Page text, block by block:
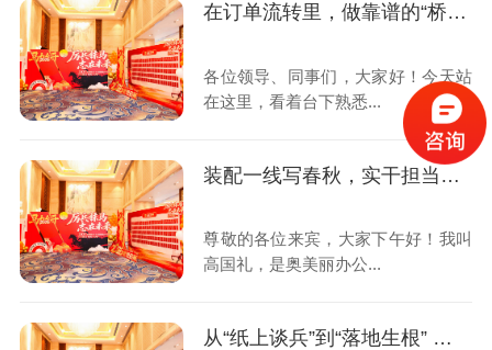
在订单流转里，做靠谱的“桥梁”
各位领导、同事们，大家好！今天站
在这里，看着台下熟悉...
装配一线写春秋，实干担当赴新程
尊敬的各位来宾，大家下午好！我叫
高国礼，是奥美丽办公...
从“纸上谈兵”到“落地生根” ——一名生产计划员的成长蜕变